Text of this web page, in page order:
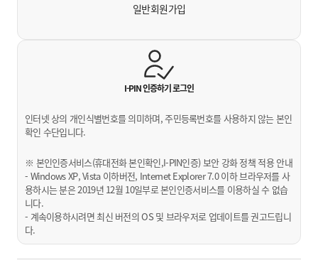
일반회원가입
I-PIN 인증하기로그인
인터넷 상의 개인식별번호를 의미하며, 주민등록번호를 사용하지 않는 본인
확인 수단입니다.
※ 본인인증서비스(휴대전화 본인확인,I-PIN인증) 보안 강화 정책 적용 안내
- Windows XP, Vista 이하버전, Internet Explorer 7.0 이하 브라우저를 사
용하시는 분은 2019년 12월 10일부로 본인인증서비스를 이용하실 수 없습
니다.
- 계속이용하시려면 최신 버전의 OS 및 브라우저로 업데이트를 권고드립니
다.